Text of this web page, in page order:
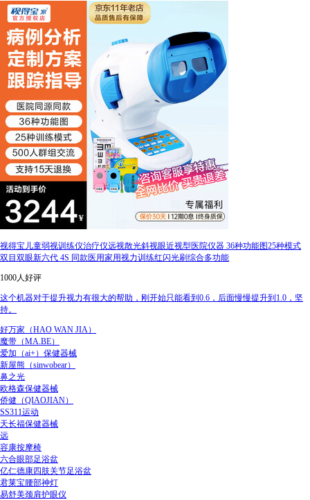
视得宝儿童弱视训练仪治疗仪远视散光斜视眼近视型医院仪器 36种功能图25种模式
双目双眼新六代 4S 同款医用家用视力训练红闪光刷综合多功能
1000人好评
这个机器对于提升视力有很大的帮助，刚开始只能看到0.6，后面慢慢提升到1.0，坚
持。
好万家（HAO WAN JIA）
魔带（MA.BE）
爱加（ai+）保健器械
新屋熊（sinwobear）
鼻之光
欧格森保健器械
侨健（QIAOJIAN）
SS311运动
天长福保健器械
远
容康按摩椅
六合眼部足浴盆
亿仁德康四肢关节足浴盆
君莱宝腰部神灯
易舒美颈肩护眼仪